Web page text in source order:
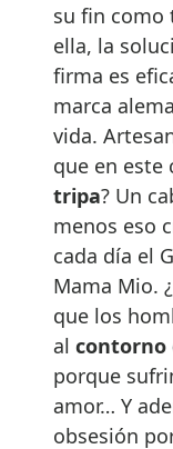
su fin como
ella, la
firma es
marca
vida.
que en este
tripa? Un
menos eso
cada día el
Mama Mio.
que los
al contorno
porque
amor… Y
obsesión